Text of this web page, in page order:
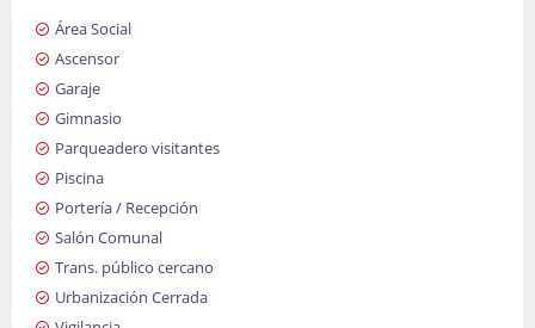
Área Social
Ascensor
Garaje
Gimnasio
Parqueadero visitantes
Piscina
Portería / Recepción
Salón Comunal
Trans. público cercano
Urbanización Cerrada